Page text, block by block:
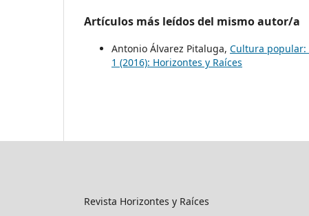
Artículos más leídos del mismo autor/a
Antonio Álvarez Pitaluga, Cultura
1 (2016): Horizontes y Raíces
Revista Horizontes y Raíces